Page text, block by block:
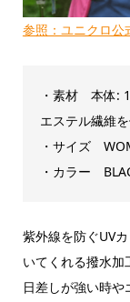
参照：ユニクロ公
・素材 本体:
エステル繊維
・サイズ
・カラー
紫外線を防ぐUV
いてくれる撥水加
日差しが強い時や